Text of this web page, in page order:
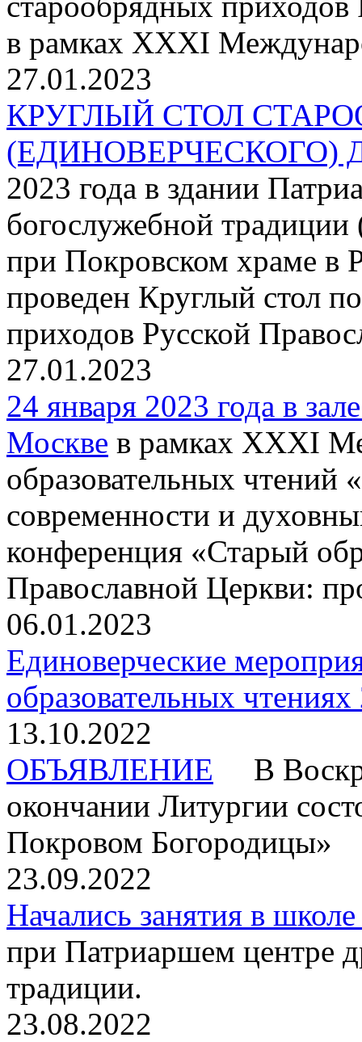
в рамках XXXI
27.01.2023
КРУГЛЫЙ СТОЛ
(ЕДИНОВЕРЧЕСКОГО)
2023 года в здании
богослужебной традиции
при Покровском храме в
проведен Круглый стол
приходов Русской
27.01.2023
24 января 2023 года в
Москве в рамках XXXI
образовательных чтений
современности и
конференция «Старый
Православной Церкви:
06.01.2023
Единоверческие
образовательных чтениях
13.10.2022
ОБЪЯВЛЕНИЕ В
окончании Литургии
Покровом Богородицы»
23.09.2022
Начались занятия в
при Патриаршем центре
традиции.
23.08.2022